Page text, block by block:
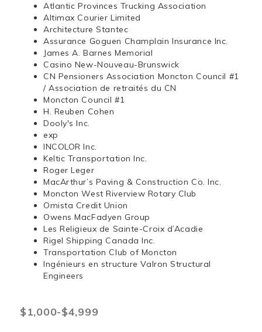
Atlantic Provinces Trucking Association
Altimax Courier Limited
Architecture Stantec
Assurance Goguen Champlain Insurance Inc.
James A. Barnes Memorial
Casino New-Nouveau-Brunswick
CN Pensioners Association Moncton Council #1
/ Association de retraités du CN
Moncton Council #1
H. Reuben Cohen
Dooly's Inc.
exp
INCOLOR Inc.
Keltic Transportation Inc.
Roger Leger
MacArthur’s Paving & Construction Co. Inc.
Moncton West Riverview Rotary Club
Omista Credit Union
Owens MacFadyen Group
Les Religieux de Sainte-Croix d’Acadie
Rigel Shipping Canada Inc.
Transportation Club of Moncton
Ingénieurs en structure Valron Structural
Engineers
$1,000-$4,999